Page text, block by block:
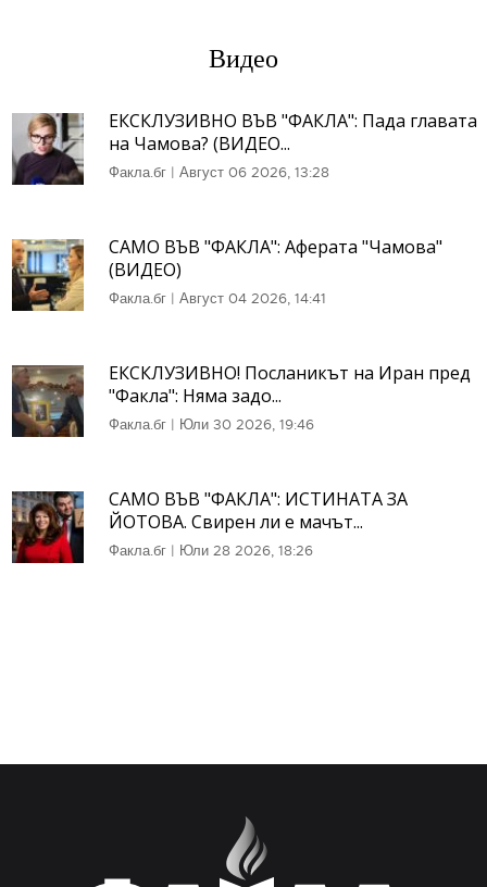
Видео
ЕКСКЛУЗИВНО ВЪВ "ФАКЛА": Пада главата
на Чамова? (ВИДЕО...
Факла.бг | Август 06 2026, 13:28
САМО ВЪВ "ФАКЛА": Аферата "Чамова"
(ВИДЕО)
Факла.бг | Август 04 2026, 14:41
ЕКСКЛУЗИВНО! Посланикът на Иран пред
"Факла": Няма задо...
Факла.бг | Юли 30 2026, 19:46
САМО ВЪВ "ФАКЛА": ИСТИНАТА ЗА
ЙОТОВА. Свирен ли е мачът...
Факла.бг | Юли 28 2026, 18:26